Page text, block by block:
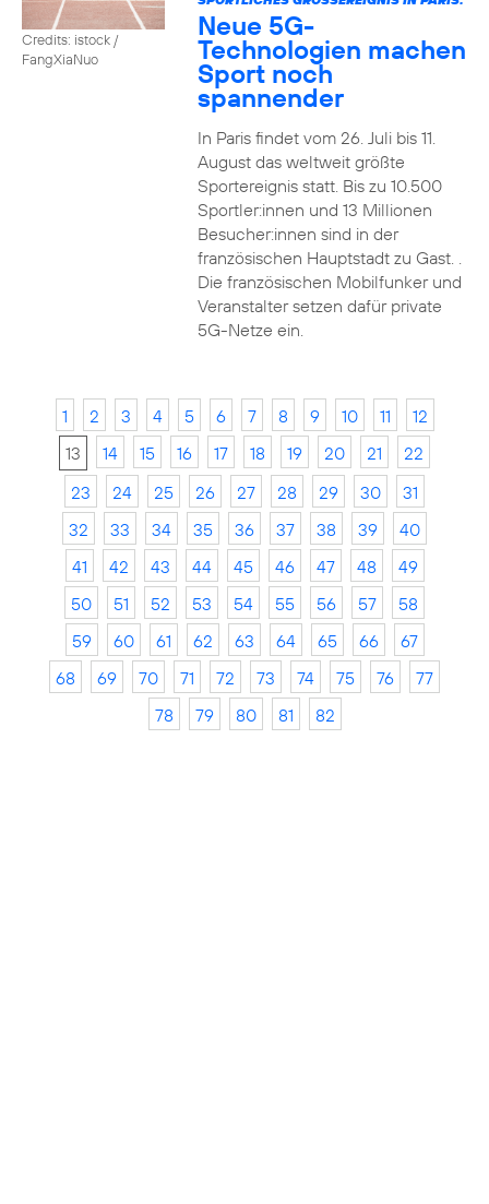
Credits: istock /
FangXiaNuo
Neue 5G-
Technologien machen
Sport noch
spannender
In Paris findet vom 26. Juli bis 11.
August das weltweit größte
Sportereignis statt. Bis zu 10.500
Sportler:innen und 13 Millionen
Besucher:innen sind in der
französischen Hauptstadt zu Gast. .
Die französischen Mobilfunker und
Veranstalter setzen dafür private
5G-Netze ein.
1 2 3 4 5 6 7 8 9 10 11
12
13
14 15 16 17 18 19 20 21
22
23
24 25 26 27 28 29 30
31
32
33 34 35 36 37 38 39
40
41
42 43 44 45 46 47 48
49
50
51 52 53 54 55 56 57
58
59
60 61 62 63 64 65 66
67
68
69 70 71 72 73 74 75 76
77
78
79 80 81 82